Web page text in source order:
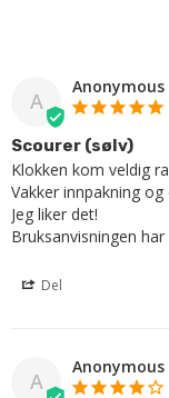
A
Anonymous
Scourer (sølv)
Klokken kom veldig
Vakker innpakning
Jeg liker det!
Bruksanvisningen
Del
A
Anonymous